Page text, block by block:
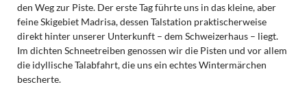
den Weg zur Piste. Der erste Tag führte uns in das kleine, aber
feine Skigebiet Madrisa, dessen Talstation praktischerweise
direkt hinter unserer Unterkunft – dem Schweizerhaus – liegt.
Im dichten Schneetreiben genossen wir die Pisten und vor allem
die idyllische Talabfahrt, die uns ein echtes Wintermärchen
bescherte.